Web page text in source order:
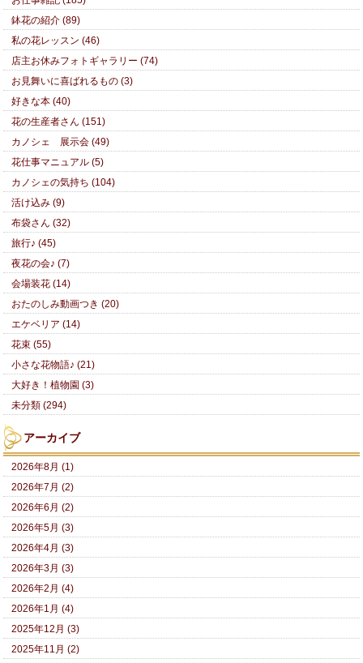
鉢花の紹介 (89)
私の花レッスン (46)
店主お休みフォトギャラリー (74)
お見舞いに喜ばれるもの (3)
好きな本 (40)
花の生産者さん (151)
カノシェ 展示会 (49)
花仕事マニュアル (5)
カノシェの気持ち (104)
活け込み (9)
布袋さん (32)
旅行♪ (45)
夜花の会♪ (7)
会場装花 (14)
おたのしみ動画つき (20)
エケベリア (14)
花束 (55)
小さな花物語♪ (21)
大好き！植物園 (3)
未分類 (294)
アーカイブ
2026年8月 (1)
2026年7月 (2)
2026年6月 (2)
2026年5月 (3)
2026年4月 (3)
2026年3月 (3)
2026年2月 (4)
2026年1月 (4)
2025年12月 (3)
2025年11月 (2)